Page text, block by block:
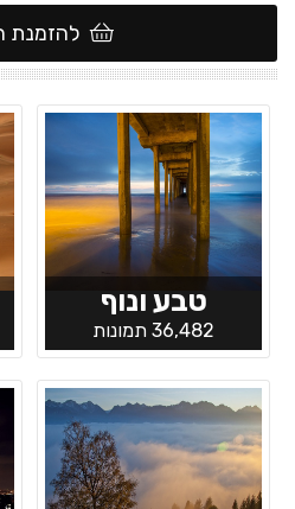
להזמנת
טבע ונוף
36,482 תמונות